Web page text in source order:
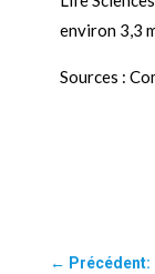
environ 3,3
Sources :
←